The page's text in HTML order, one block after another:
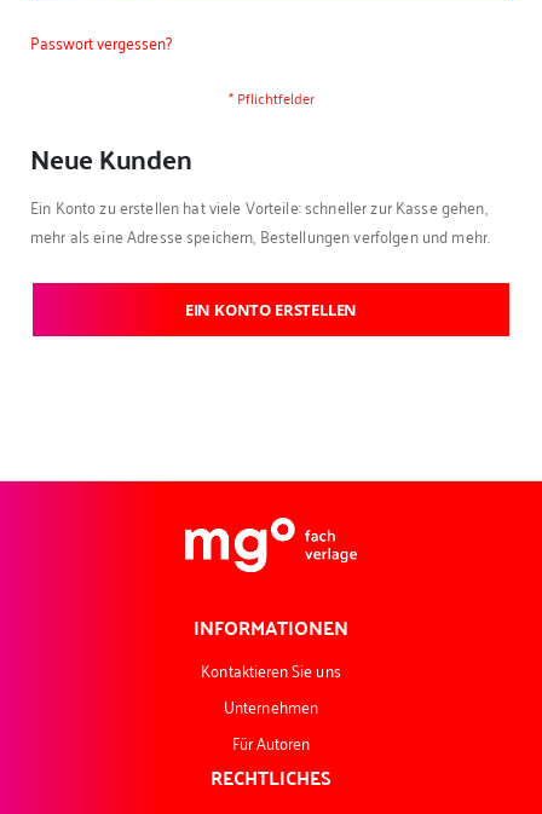
Passwort vergessen?
Neue Kunden
Ein Konto zu erstellen hat viele Vorteile: schneller zur Kasse gehen,
mehr als eine Adresse speichern, Bestellungen verfolgen und mehr.
EIN KONTO ERSTELLEN
INFORMATIONEN
Kontaktieren Sie uns
Unternehmen
Für Autoren
RECHTLICHES